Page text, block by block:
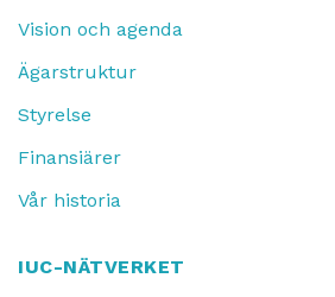
Vision och agenda
Ägarstruktur
Styrelse
Finansiärer
Vår historia
IUC-NÄTVERKET